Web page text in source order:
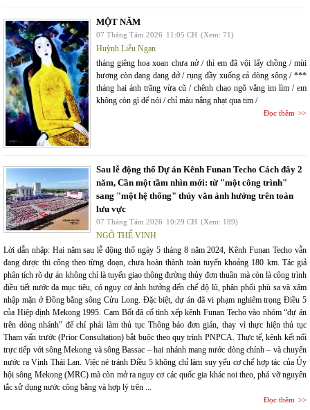
MỘT NĂM
07 Tháng Tám 2026 11:05 CH (Xem: 71)
Huỳnh Liễu Ngạn
tháng giêng hoa xoan chưa nở / thì em đã vội lấy chồng / mùi
hương còn đang dang dở / rụng đầy xuống cả dòng sông / ***
tháng hai ánh trăng vừa cũ / chênh chao ngõ vắng im lìm / em
không còn gì để nói / chỉ màu nắng nhạt qua tim /
Đọc thêm
Sau lễ động thổ Dự án Kênh Funan Techo Cách đây 2
năm, Cần một tầm nhìn mới: từ "một công trình"
sang "một hệ thống" thủy văn ảnh hưởng trên toàn
lưu vực
07 Tháng Tám 2026 10:29 CH (Xem: 189)
NGÔ THẾ VINH
Lời dẫn nhập: Hai năm sau lễ động thổ ngày 5 tháng 8 năm 2024, Kênh Funan Techo vẫn
đang được thi công theo từng đoạn, chưa hoàn thành toàn tuyến khoảng 180 km. Tác giả
phân tích rõ dự án không chỉ là tuyến giao thông đường thủy đơn thuần mà còn là công trình
điều tiết nước đa mục tiêu, có nguy cơ ảnh hưởng đến chế độ lũ, phân phối phù sa và xâm
nhập mặn ở Đồng bằng sông Cửu Long. Đặc biệt, dự án đã vi phạm nghiêm trọng Điều 5
của Hiệp định Mekong 1995. Cam Bốt đã cố tình xếp kênh Funan Techo vào nhóm “dự án
trên dòng nhánh” để chỉ phải làm thủ tục Thông báo đơn giản, thay vì thực hiện thủ tục
Tham vấn trước (Prior Consultation) bắt buộc theo quy trình PNPCA. Thực tế, kênh kết nối
trực tiếp với sông Mekong và sông Bassac – hai nhánh mang nước dòng chính – và chuyển
nước ra Vịnh Thái Lan. Việc né tránh Điều 5 không chỉ làm suy yếu cơ chế hợp tác của Ủy
hội sông Mekong (MRC) mà còn mở ra nguy cơ các quốc gia khác noi theo, phá vỡ nguyên
tắc sử dụng nước công bằng và hợp lý trên ...
Đọc thêm